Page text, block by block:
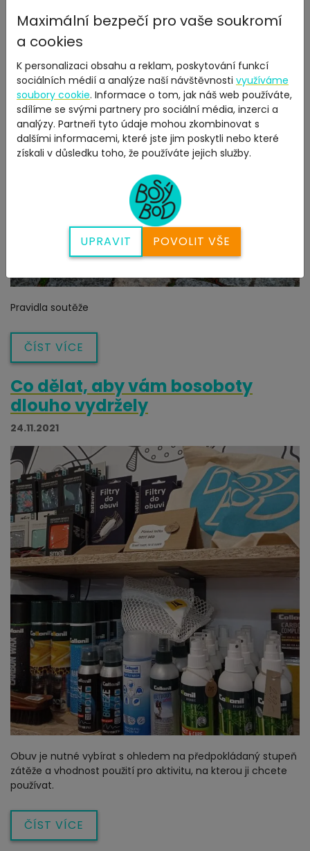
Pravidla soutěže
ČÍST VÍCE
Co dělat, aby vám bosoboty
dlouho vydržely
24.11.2021
Obuv je nutné vybírat s ohledem na předpokládaný stupeň
zátěže a vhodnost použití pro aktivitu, na kterou ji chcete
používat.
ČÍST VÍCE
Maximální bezpečí pro vaše soukromí
a cookies
K personalizaci obsahu a reklam, poskytování funkcí
sociálních médií a analýze naší návštěvnosti využíváme
soubory cookie. Informace o tom, jak náš web používáte,
sdílíme se svými partnery pro sociální média, inzerci a
analýzy. Partneři tyto údaje mohou zkombinovat s
dalšími informacemi, které jste jim poskytli nebo které
získali v důsledku toho, že používáte jejich služby.
UPRAVIT POVOLIT VŠE